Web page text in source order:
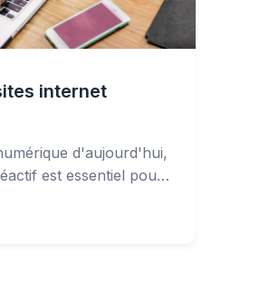
internet
d'aujourd'hui,
est essentiel pour